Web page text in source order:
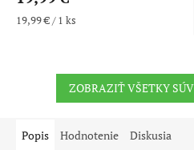
je
5,0
hviezdičiek.
Jednotková
19,99 € / 1 ks
ZOBRAZIŤ VŠETKY
Popis Hodnotenie Diskusia